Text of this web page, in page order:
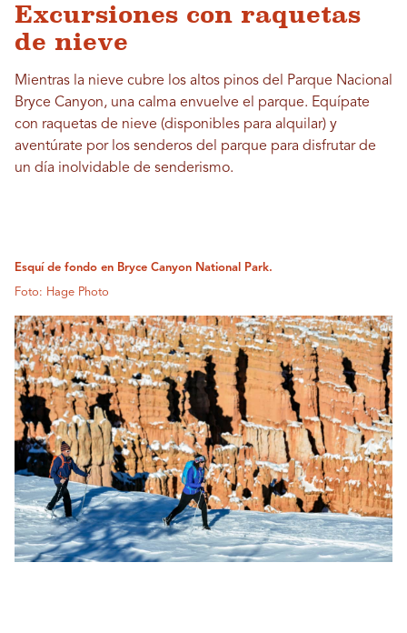
Excursiones con raquetas
de nieve
Mientras la nieve cubre los altos pinos del Parque Nacional
Bryce Canyon, una calma envuelve el parque. Equípate
con raquetas de nieve (disponibles para alquilar) y
aventúrate por los senderos del parque para disfrutar de
un día inolvidable de senderismo.
Esquí de fondo en Bryce Canyon National Park.
Foto: Hage Photo